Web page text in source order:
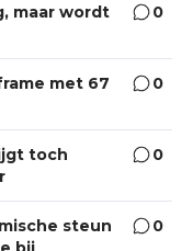
maar wordt
0
met 67
0
toch
0
steun
0